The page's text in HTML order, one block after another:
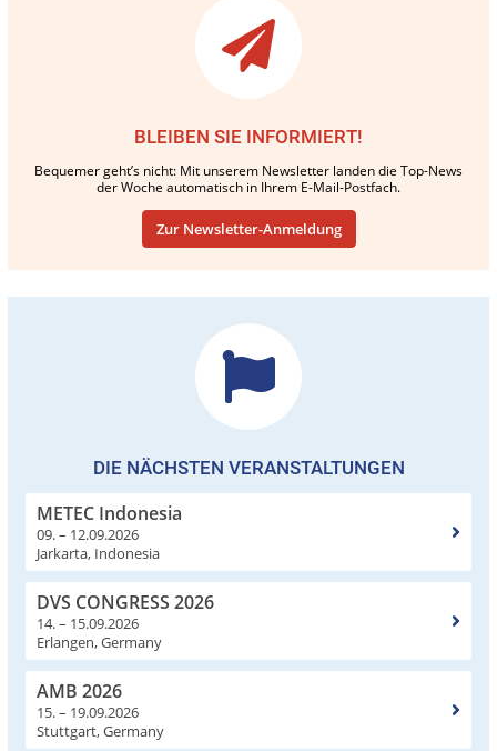
BLEIBEN SIE INFORMIERT!
Bequemer geht’s nicht: Mit unserem Newsletter landen die Top-News
der Woche automatisch in Ihrem E-Mail-Postfach.
Zur Newsletter-Anmeldung
DIE NÄCHSTEN VERANSTALTUNGEN
METEC Indonesia
09. – 12.09.2026
Jarkarta, Indonesia
DVS CONGRESS 2026
14. – 15.09.2026
Erlangen, Germany
AMB 2026
15. – 19.09.2026
Stuttgart, Germany